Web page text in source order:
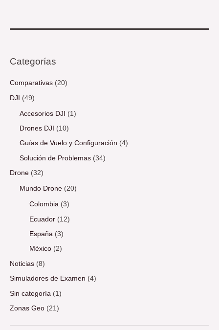
Categorías
Comparativas (20)
DJI (49)
Accesorios DJI (1)
Drones DJI (10)
Guías de Vuelo y Configuración (4)
Solución de Problemas (34)
Drone (32)
Mundo Drone (20)
Colombia (3)
Ecuador (12)
España (3)
México (2)
Noticias (8)
Simuladores de Examen (4)
Sin categoría (1)
Zonas Geo (21)